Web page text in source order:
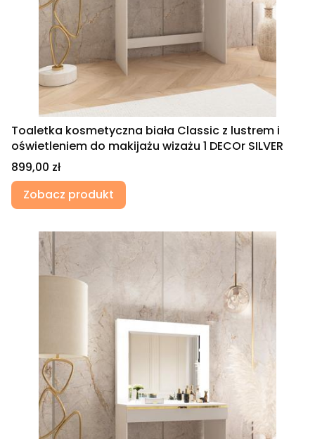
Toaletka kosmetyczna biała Classic z lustrem i
oświetleniem do makijażu wizażu 1 DECOr SILVER
Cena
899,00 zł
Zobacz produkt